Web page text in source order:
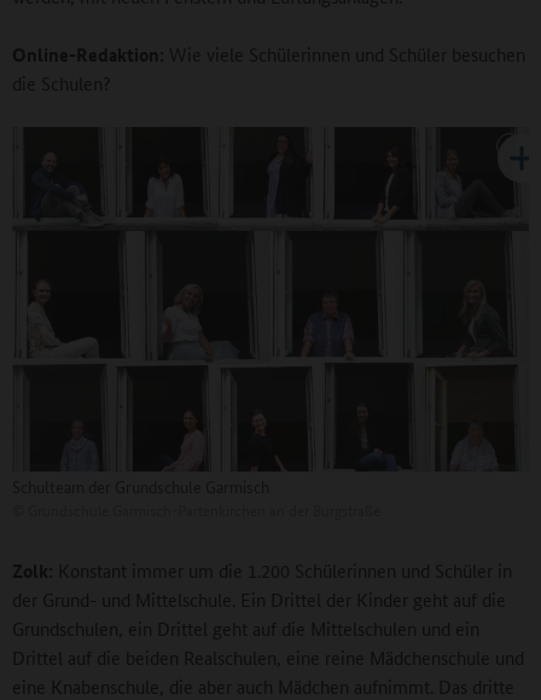
Online-Redaktion: Wie viele Schülerinnen und Schüler besuchen
die Schulen?
Zolk: Konstant immer um die 1.200 Schülerinnen und Schüler in
der Grund- und Mittelschule. Ein Drittel der Kinder geht auf die
Grundschulen, ein Drittel geht auf die Mittelschulen und ein
Drittel auf die beiden Realschulen, eine reine Mädchenschule und
eine Knabenschule, die aber auch Mädchen aufnimmt. Das dritte